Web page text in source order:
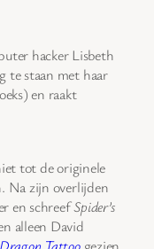
hacker Lisbeth
te staan met haar
en raakt
tot de originele
Na zijn overlijden
en schreefSpider’s
alleen David
Tattoogezien